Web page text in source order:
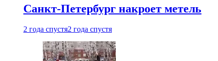
Санкт-Петербург накроет метель
2 года спустя2 года спустя